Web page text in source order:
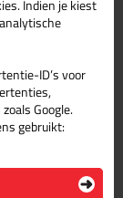
Indien je kiest
ID’s voor
Google.
gebruikt: